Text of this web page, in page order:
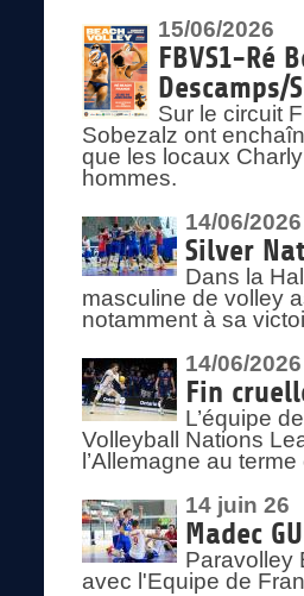
15/06/2026
FBVS1-Ré
Descamps/
Sur le circuit
Sobezalz ont
que les locaux
hommes.
14/06/2026
Silver
Dans la
masculine de volley
notamment à sa
14/06/2026
Fin
L’équipe
Volleyball Nations
l’Allemagne au
14 juin 26
Madec
Paravolley
avec l'Equipe de